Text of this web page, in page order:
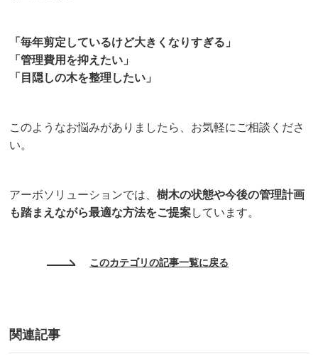
「毎年剪定しているけど大きくなりすぎる」
「管理費用を抑えたい」
「目隠しの木を整理したい」
このようなお悩みがありましたら、お気軽にご相談くださ
い。
アーボソリューションでは、樹木の状態や今後の管理計画
も踏まえながら最適な方法をご提案しています。
このカテゴリの記事一覧に戻る
関連記事